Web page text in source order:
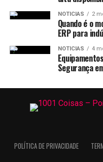
NOTICIAS 2
Quando é o
ERP para
NOTICIAS 4
Segurança
POLÍTICA DE PRIVACIDADE